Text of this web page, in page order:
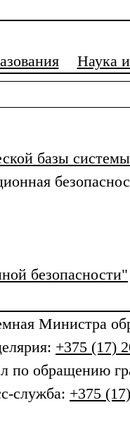
Наука
базы
безопасности"
Министра
+375 (17)
по обращению
служба: +375